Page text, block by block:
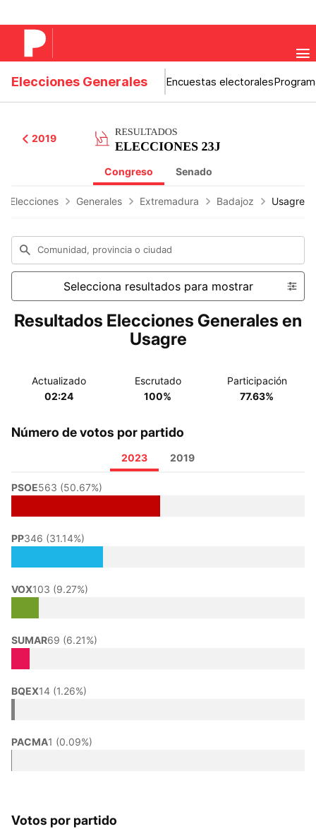
Elecciones Generales Encuestas electorales
2019
Congreso Senado
Elecciones Generales Extremadura Badajoz Usagre
Comunidad, provincia o ciudad
Selecciona resultados para mostrar
Resultados Elecciones Generales en
Usagre
Actualizado
02:24
Escrutado
100%
Participación
77.63%
Número de votos por partido
2023 2019
PSOE563 (50.67%)
PP346 (31.14%)
VOX103 (9.27%)
SUMAR69 (6.21%)
BQEX14 (1.26%)
PACMA1 (0.09%)
Votos por partido